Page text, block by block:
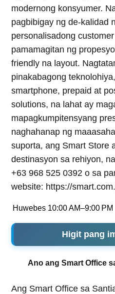
modernong konsyumer.
pagbibigay ng de-kalidad
personalisadong
pamamagitan ng
friendly na layout.
pinakabagong
smartphone, prepaid at
solutions, na lahat ay
mapagkumpitensyang
naghahanap ng
suporta, ang Smart Store
destinasyon sa rehiyon,
+63 968 525 0392 o sa
website: https://
Huwebes 10:00 AM–9:00 PM
Higit pang
Ano ang Smart Office
Ang Smart Office sa